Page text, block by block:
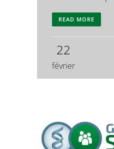
READ MORE
22
février